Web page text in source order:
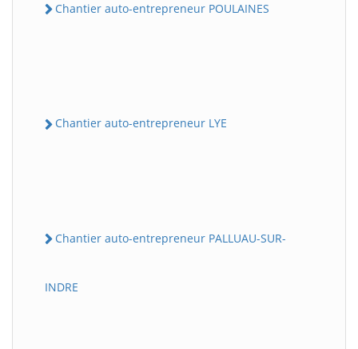
Chantier auto-entrepreneur POULAINES
Chantier auto-entrepreneur LYE
Chantier auto-entrepreneur PALLUAU-SUR-
INDRE